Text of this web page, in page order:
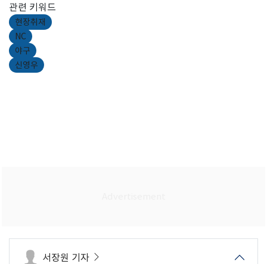
관련 키워드
현장취재
NC
야구
신영우
서장원 기자